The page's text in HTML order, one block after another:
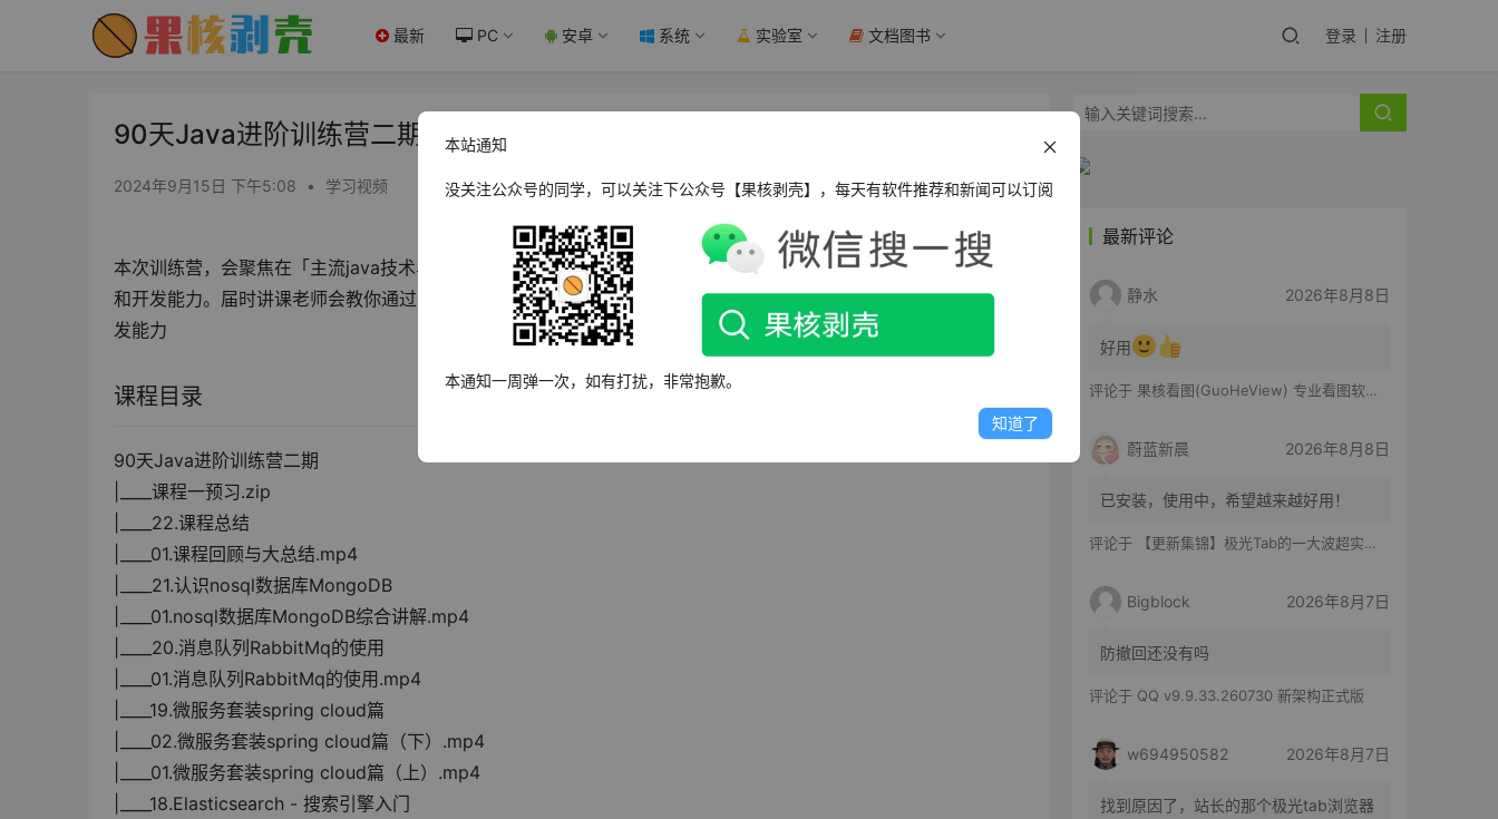
最新 PC 安卓 系统 实验室 文档图书 登录 注册
90天Java进阶训练营二期 - 果核剥壳
2024年9月15日 下午5:08 • 学习视频
本次训练营，会聚焦在「主流java技术与热门开源项目」上，旨在全面提高和升级你的java技术能力和项目阅读能力
和开发能力。届时讲课老师会教你通过思维导图来梳理java知识、业务流程图、实战项目作业，以提升你的阅读和开
发能力
课程目录
90天Java进阶训练营二期
|____课程一预习.zip
|____22.课程总结
|____01.课程回顾与大总结.mp4
|____21.认识nosql数据库MongoDB
|____01.nosql数据库MongoDB综合讲解.mp4
|____20.消息队列RabbitMq的使用
|____01.消息队列RabbitMq的使用.mp4
|____19.微服务套装spring cloud篇
|____02.微服务套装spring cloud篇（下）.mp4
|____01.微服务套装spring cloud篇（上）.mp4
|____18.Elasticsearch - 搜索引擎入门
最新评论
静水 2026年8月8日
好用
评论于 果核看图(GuoHeView) 专业看图软件 v3.2.0.91
蔚蓝新晨 2026年8月8日
已安装，使用中，希望越来越好用！
评论于 【更新集锦】极光Tab的一大波超实用功能来啦！你最喜欢哪一个？
Bigblock 2026年8月7日
防撤回还没有吗
评论于 QQ v9.9.33.260730 新架构正式版
w694950582 2026年8月7日
找到原因了，站长的那个极光tab浏览器
本站通知
没关注公众号的同学，可以关注下公众号【果核剥壳】，每天有软件推荐和新闻可以订阅
本通知一周弹一次，如有打扰，非常抱歉。
知道了